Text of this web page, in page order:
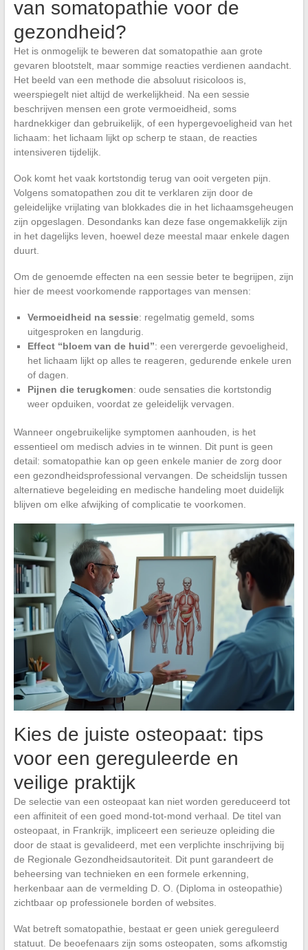
van somatopathie voor de
gezondheid?
Het is onmogelijk te beweren dat somatopathie aan grote
gevaren blootstelt, maar sommige reacties verdienen aandacht.
Het beeld van een methode die absoluut risicoloos is,
weerspiegelt niet altijd de werkelijkheid. Na een sessie
beschrijven mensen een grote vermoeidheid, soms
hardnekkiger dan gebruikelijk, of een hypergevoeligheid van het
lichaam: het lichaam lijkt op scherp te staan, de reacties
intensiveren tijdelijk.
Ook komt het vaak kortstondig terug van ooit vergeten pijn.
Volgens somatopathen zou dit te verklaren zijn door de
geleidelijke vrijlating van blokkades die in het lichaamsgeheugen
zijn opgeslagen. Desondanks kan deze fase ongemakkelijk zijn
in het dagelijks leven, hoewel deze meestal maar enkele dagen
duurt.
Om de genoemde effecten na een sessie beter te begrijpen, zijn
hier de meest voorkomende rapportages van mensen:
Vermoeidheid na sessie: regelmatig gemeld, soms
uitgesproken en langdurig.
Effect “bloem van de huid”: een verergerde gevoeligheid,
het lichaam lijkt op alles te reageren, gedurende enkele uren
of dagen.
Pijnen die terugkomen: oude sensaties die kortstondig
weer opduiken, voordat ze geleidelijk vervagen.
Wanneer ongebruikelijke symptomen aanhouden, is het
essentieel om medisch advies in te winnen. Dit punt is geen
detail: somatopathie kan op geen enkele manier de zorg door
een gezondheidsprofessional vervangen. De scheidslijn tussen
alternatieve begeleiding en medische handeling moet duidelijk
blijven om elke afwijking of complicatie te voorkomen.
Kies de juiste osteopaat: tips
voor een gereguleerde en
veilige praktijk
De selectie van een osteopaat kan niet worden gereduceerd tot
een affiniteit of een goed mond-tot-mond verhaal. De titel van
osteopaat, in Frankrijk, impliceert een serieuze opleiding die
door de staat is gevalideerd, met een verplichte inschrijving bij
de Regionale Gezondheidsautoriteit. Dit punt garandeert de
beheersing van technieken en een formele erkenning,
herkenbaar aan de vermelding D. O. (Diploma in osteopathie)
zichtbaar op professionele borden of websites.
Wat betreft somatopathie, bestaat er geen uniek gereguleerd
statuut. De beoefenaars zijn soms osteopaten, soms afkomstig